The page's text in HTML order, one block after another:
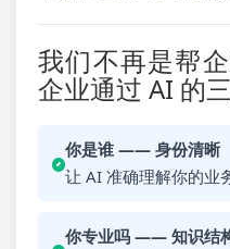
我们不再是帮
企业通过 AI 的
你是谁 —— 身份清晰
让 AI 准确理解你的业
你专业吗 —— 知识结